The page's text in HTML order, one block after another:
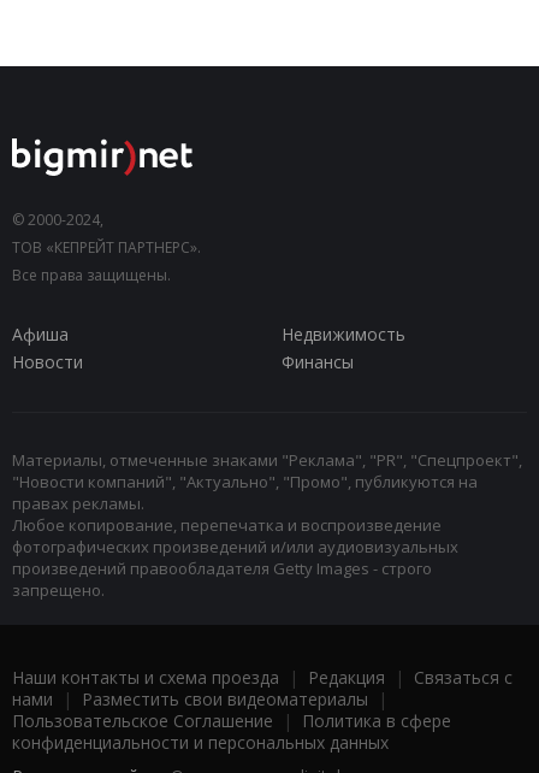
© 2000-2024,
ТОВ «КЕПРЕЙТ ПАРТНЕРС».
Все права защищены.
Афиша
Недвижимость
Новости
Финансы
Материалы, отмеченные знаками "Реклама", "PR", "Спецпроект",
"Новости компаний", "Актуально", "Промо", публикуются на
правах рекламы.
Любое копирование, перепечатка и воспроизведение
фотографических произведений и/или аудиовизуальных
произведений правообладателя Getty Images - строго
запрещено.
Наши контакты и схема проезда | Редакция | Связаться с
нами | Разместить свои видеоматериалы |
Пользовательское Соглашение |
Политика в сфере
конфиденциальности и персональных данных